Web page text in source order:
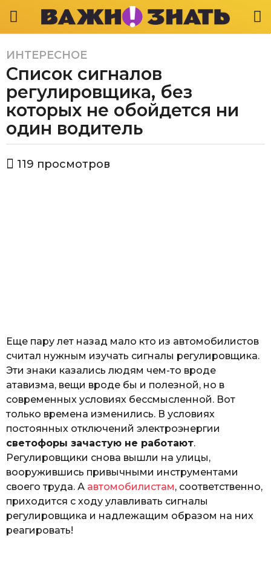
4
г
д
а
a
o
4
ИНТЕРЕСНОЕ
Список сигналов
регулировщика, без
которых не обойдется ни
один водитель
в
119 просмотров
Еще пару лет назад мало кто из автомобилистов
считал нужным изучать сигналы регулировщика.
Эти знаки казались людям чем-то вроде
атавизма, вещи вроде бы и полезной, но в
современных условиях бессмысленной. Вот
только времена изменились. В условиях
постоянных отключений электроэнергии
светофоры зачастую не работают.
Регулировщики снова вышли на улицы,
вооружившись привычными инструментами
своего труда. А автомобилистам, соответственно,
приходится с ходу улавливать сигналы
регулировщика и надлежащим образом на них
реагировать!